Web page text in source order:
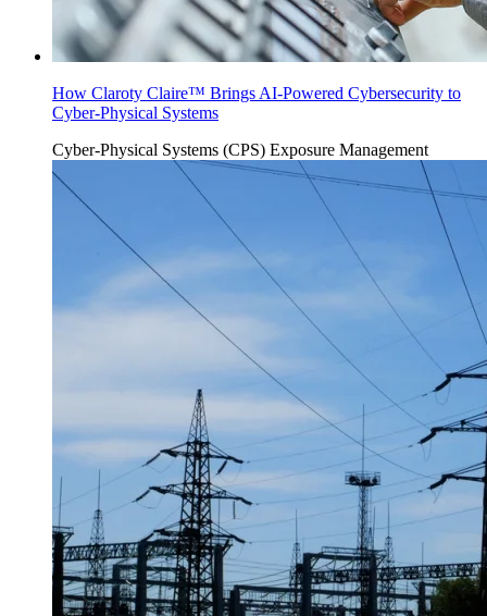
How Claroty Claire™ Brings AI-Powered Cybersecurity to
Cyber-Physical Systems
Cyber-Physical Systems (CPS) Exposure Management